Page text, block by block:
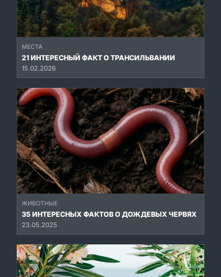
МЕСТА
21 ИНТЕРЕСНЫЙ ФАКТ О ТРАНСИЛЬВАНИИ
15.02.2026
ЖИВОТНЫЕ
35 ИНТЕРЕСНЫХ ФАКТОВ О ДОЖДЕВЫХ ЧЕРВЯХ
23.05.2025